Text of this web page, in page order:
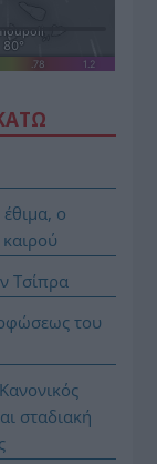
ο
Τσίπρα
του
σταδιακή